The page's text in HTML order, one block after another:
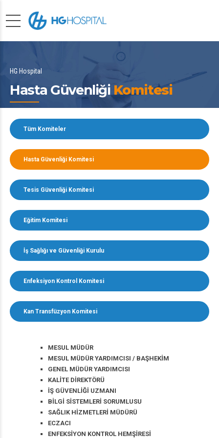
HG Hospital
Hasta Güvenliği Komitesi
Tüm Komiteler
Hasta Güvenliği Komitesi
Tesis Güvenliği Komitesi
Eğitim Komitesi
İş Sağlığı ve Güvenliği Kurulu
Enfeksiyon Kontrol Komitesi
Kan Transfüzyon Komitesi
MESUL MÜDÜR
MESUL MÜDÜR YARDIMCISI / BAŞHEKİM
GENEL MÜDÜR YARDIMCISI
KALİTE DİREKTÖRÜ
İŞ GÜVENLİĞİ UZMANI
BİLGİ SİSTEMLERİ SORUMLUSU
SAĞLIK HİZMETLERİ MÜDÜRÜ
ECZACI
ENFEKSİYON KONTROL HEMŞİRESİ